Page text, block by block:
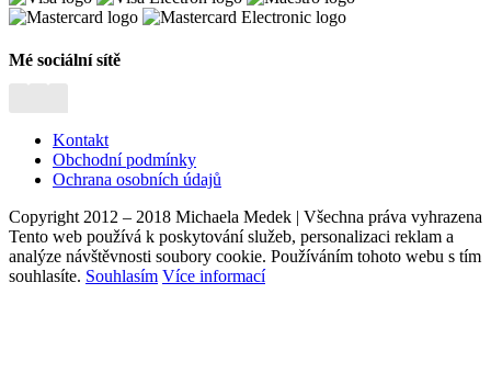
Mé sociální sítě
Kontakt
Obchodní podmínky
Ochrana osobních údajů
Copyright 2012 – 2018 Michaela Medek | Všechna práva vyhrazena
Tento web používá k poskytování služeb, personalizaci reklam a
analýze návštěvnosti soubory cookie. Používáním tohoto webu s tím
souhlasíte. Souhlasím Více informací